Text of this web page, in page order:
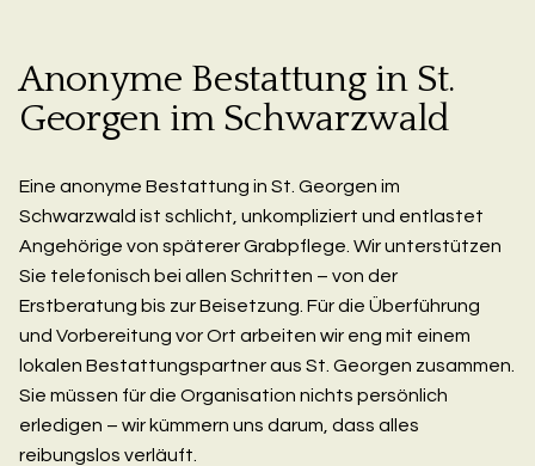
Anonyme Bestattung in St.
Georgen im Schwarzwald
Eine anonyme Bestattung in St. Georgen im
Schwarzwald ist schlicht, unkompliziert und entlastet
Angehörige von späterer Grabpflege. Wir unterstützen
Sie telefonisch bei allen Schritten – von der
Erstberatung bis zur Beisetzung. Für die Überführung
und Vorbereitung vor Ort arbeiten wir eng mit einem
lokalen Bestattungspartner aus St. Georgen zusammen.
Sie müssen für die Organisation nichts persönlich
erledigen – wir kümmern uns darum, dass alles
reibungslos verläuft.